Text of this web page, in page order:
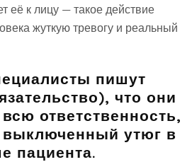
её к лицу — такое действие
жуткую тревогу и реальный
пишут
что они
ответственность,
выключенный утюг в
пациента.